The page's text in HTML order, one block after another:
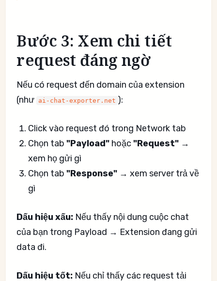
Bước 3: Xem chi tiết
request đáng ngờ
Nếu có request đến domain của extension
(như ai-chat-exporter.net ):
Click vào request đó trong Network tab
Chọn tab"Payload" hoặc"Request" →
xem họ gửi gì
Chọn tab"Response" → xem server trả về
gì
Dấu hiệu xấu: Nếu thấy nội dung cuộc chat
của bạn trong Payload → Extension đang gửi
data đi.
Dấu hiệu tốt: Nếu chỉ thấy các request tải